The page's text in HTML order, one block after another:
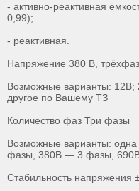
- активно-реактивная
0,99);
- реактивная.
Напряжение 380 В,
Возможные варианты: 12В;
другое по Вашему ТЗ
Количество фаз Три фазы
Возможные варианты:
фазы, 380В — 3 фазы,
Стабильность напряжения